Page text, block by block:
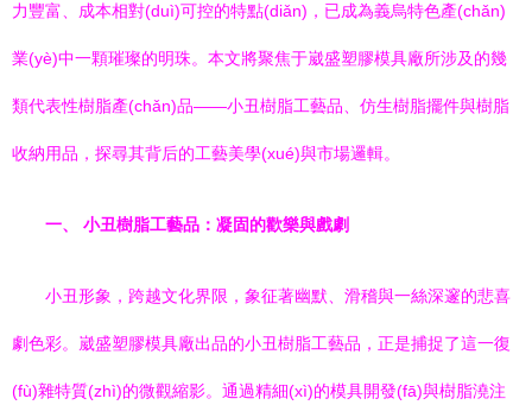
力豐富、成本相對(duì)可控的特點(diǎn)，已成為義烏特色產(chǎn)
業(yè)中一顆璀璨的明珠。本文將聚焦于崴盛塑膠模具廠所涉及的幾
類代表性樹脂產(chǎn)品——小丑樹脂工藝品、仿生樹脂擺件與樹脂
收納用品，探尋其背后的工藝美學(xué)與市場邏輯。
一、 小丑樹脂工藝品：凝固的歡樂與戲劇
小丑形象，跨越文化界限，象征著幽默、滑稽與一絲深邃的悲喜
劇色彩。崴盛塑膠模具廠出品的小丑樹脂工藝品，正是捕捉了這一復
(fù)雜特質(zhì)的微觀縮影。通過精細(xì)的模具開發(fā)與樹脂澆注